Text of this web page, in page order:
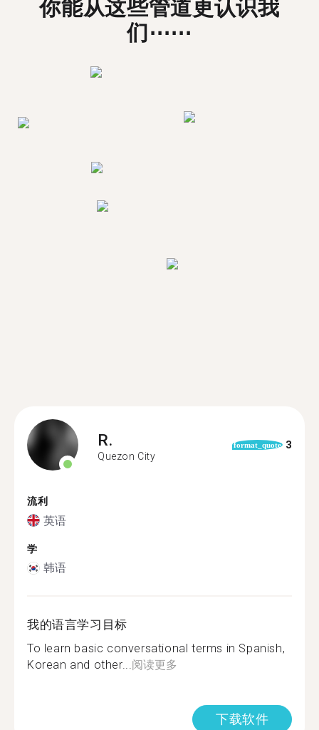
你能从这些管道更认识我
们⋯⋯
R.
Quezon City
format_quote 3
流利
英语
学
韩语
我的语言学习目标
To learn basic conversational terms in Spanish,
Korean and other...阅读更多
下载软件